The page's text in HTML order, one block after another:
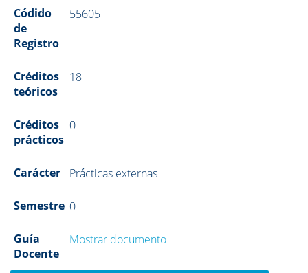
Códido
de
Registro
55605
Créditos
teóricos
18
Créditos
prácticos
0
Carácter Prácticas externas
Semestre 0
Guía
Docente
Mostrar documento